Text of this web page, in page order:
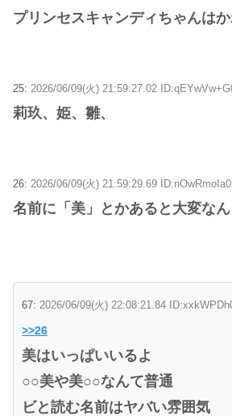
プリンセスキャンディちゃんはか
25: 2026/06/09(火) 21:59:27.02
莉玖、姫、雛、
26: 2026/06/09(火) 21:59:29.69 ID:nOwRmoIa0
名前に「美」とかあると大変なん
67: 2026/06/09(火) 22:08:21.84
>>26
美はいっぱいいるよ
○○美や美○○なんて普通
ビと読む名前はヤバい雰囲気